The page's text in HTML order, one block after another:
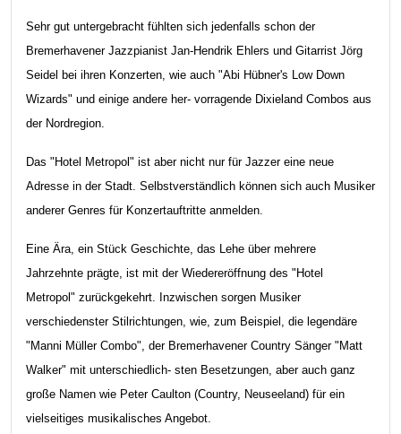
Sehr gut untergebracht fühlten sich jedenfalls schon der
Bremerhavener Jazzpianist Jan-Hendrik Ehlers und Gitarrist Jörg
Seidel bei ihren Konzerten, wie auch "Abi Hübner's Low Down
Wizards" und einige andere her- vorragende Dixieland Combos aus
der Nordregion.
Das "Hotel Metropol" ist aber nicht nur für Jazzer eine neue
Adresse in der Stadt. Selbstverständlich können sich auch Musiker
anderer Genres für Konzertauftritte anmelden.
Eine Ära, ein Stück Geschichte, das Lehe über mehrere
Jahrzehnte prägte, ist mit der Wiedereröffnung des "Hotel
Metropol" zurückgekehrt. Inzwischen sorgen Musiker
verschiedenster Stilrichtungen, wie, zum Beispiel, die legendäre
"Manni Müller Combo", der Bremerhavener Country Sänger "Matt
Walker" mit unterschiedlich- sten Besetzungen, aber auch ganz
große Namen wie Peter Caulton (Country, Neuseeland) für ein
vielseitiges musikalisches Angebot.